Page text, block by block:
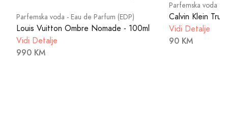
Parfemska voda - Eau de Parfum (EDP)
Louis Vuitton Ombre Nomade - 100ml
Vidi Detalje
990 KM
Parfemska voda -
Calvin Klein
Vidi Detalje
90 KM